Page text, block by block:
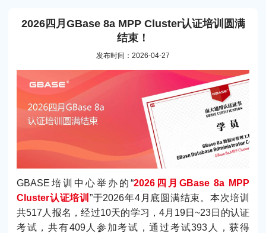
2026四月GBase 8a MPP Cluster认证培训圆满
结束！
发布时间：2026-04-27
GBASE培训中心举办的“2026四月GBase 8a MPP
Cluster认证培训 ”于2026年4月底圆满结束。本次培训
共517人报名，经过10天的学习，4月19日~23日的认证
考试，共有409人参加考试，通过考试393人，获得